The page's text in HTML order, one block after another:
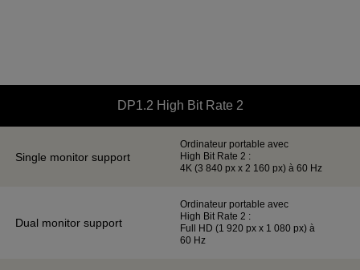
DP1.2 High Bit Rate 2
Ordinateur portable avec
High Bit Rate 2 :
4K (3 840 px x 2 160 px) à 60 Hz
Ordinateur portable avec
High Bit Rate 2 :
Full HD (1 920 px x 1 080 px) à
60 Hz